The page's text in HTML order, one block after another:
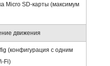
Micro SD-карты (максимум
движения
(конфигурация с одним
Fi)